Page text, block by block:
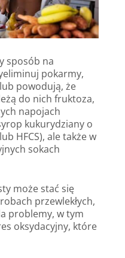
sposób na
pokarmy,
powodują, że
do nich fruktoza,
napojach
kukurydziany o
HFCS), ale także w
sokach
może stać się
przewlekłych,
problemy, w tym
oksydacyjny, które